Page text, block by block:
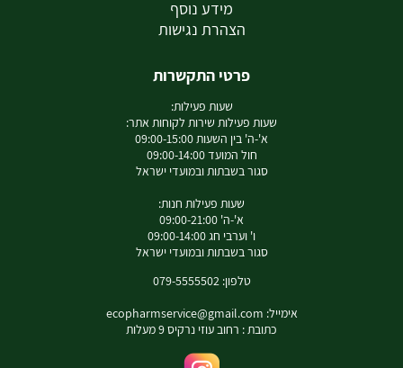
מידע נוסף
הצהרת נגישות
פרטי התקשרות
שעות פעילות:
שעות פעילות שירות לקוחות אתר:
א'-ה' בין השעות 09:00-15:00
חול המועד 09:00-14:00
סגור בשבתות ובמועדי ישראל
שעות פעילות חנות:
א'-ה' 09:00-21:00
ו' וערבי חג 09:00-14:00
סגור בשבתות ובמועדי ישראל
טלפון: 079-5555502
אימייל: ecopharmservice@gmail.com
כתובת : רחוב עוזי נרקיס 9 מעלות